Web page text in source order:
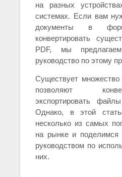
на разных
системах. Если вам
документы в
конвертировать
PDF, мы
руководство по этому
Существует
позволяют
экспортировать
Однако, в этой
несколько из самых
на рынке и
руководством по
них.